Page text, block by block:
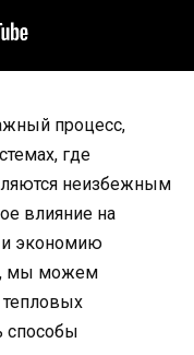
процесс,
где
неизбежным
влияние на
и экономию
мы можем
способы